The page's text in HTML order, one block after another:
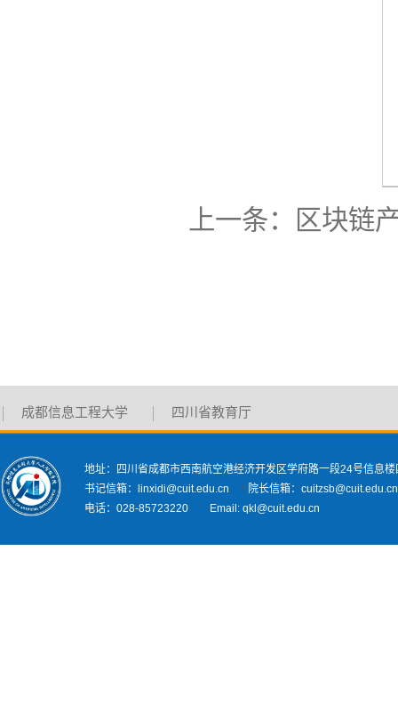
上一条： 区块链
成都信息工程大学 四川省教育厅
地址：四川省成都市西南航空港经济开发区学府路一段24号信息楼
书记信箱：linxidi@cuit.edu.cn 院长信箱：cuitzsb@cuit.edu.cn
电话：028-85723220 Email: qkl@cuit.edu.cn